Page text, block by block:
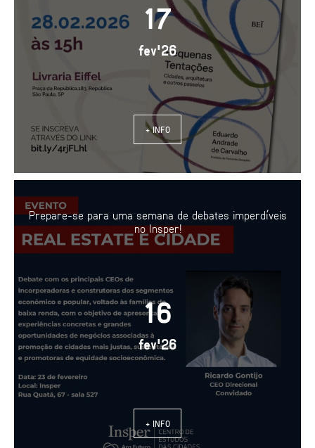
17
fev'26
+ INFO
Prepare-se para uma semana de debates imperdíveis
no Insper!
16
fev'26
+ INFO